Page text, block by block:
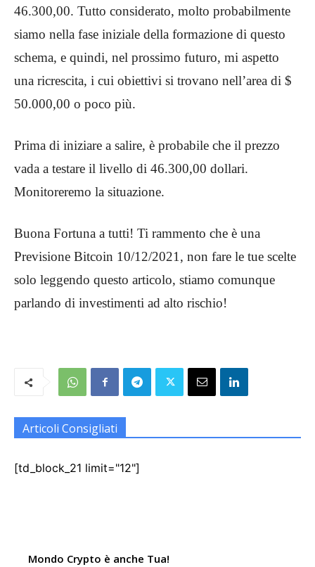
46.300,00. Tutto considerato, molto probabilmente
siamo nella fase iniziale della formazione di questo
schema, e quindi, nel prossimo futuro, mi aspetto
una ricrescita, i cui obiettivi si trovano nell’area di $
50.000,00 o poco più.
Prima di iniziare a salire, è probabile che il prezzo
vada a testare il livello di 46.300,00 dollari.
Monitoreremo la situazione.
Buona Fortuna a tutti! Ti rammento che è una
Previsione Bitcoin 10/12/2021, non fare le tue scelte
solo leggendo questo articolo, stiamo comunque
parlando di investimenti ad alto rischio!
Articoli Consigliati
[td_block_21 limit="12"]
Mondo Crypto è anche Tua!